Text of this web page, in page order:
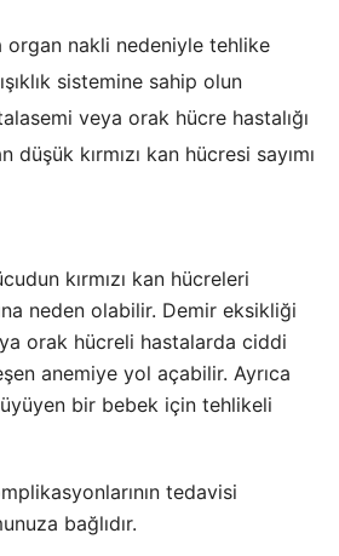
organ nakli nedeniyle tehlike
sistemine sahip olun
veya orak hücre hastalığı
kırmızı kan hücresi sayımı
kırmızı kan hücreleri
neden olabilir. Demir eksikliği
orak hücreli hastalarda ciddi
anemiye yol açabilir. Ayrıca
bir bebek için tehlikeli
tedavisi
bağlıdır.